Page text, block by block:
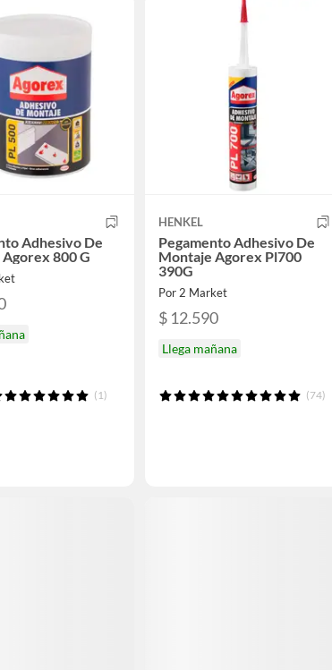
Adhesivo De
800 G
(1)
HENKEL
Pegamento Adhesivo De
Montaje Agorex Pl700
390G
Por 2 Market
$ 12.590
Llega mañana
(74)